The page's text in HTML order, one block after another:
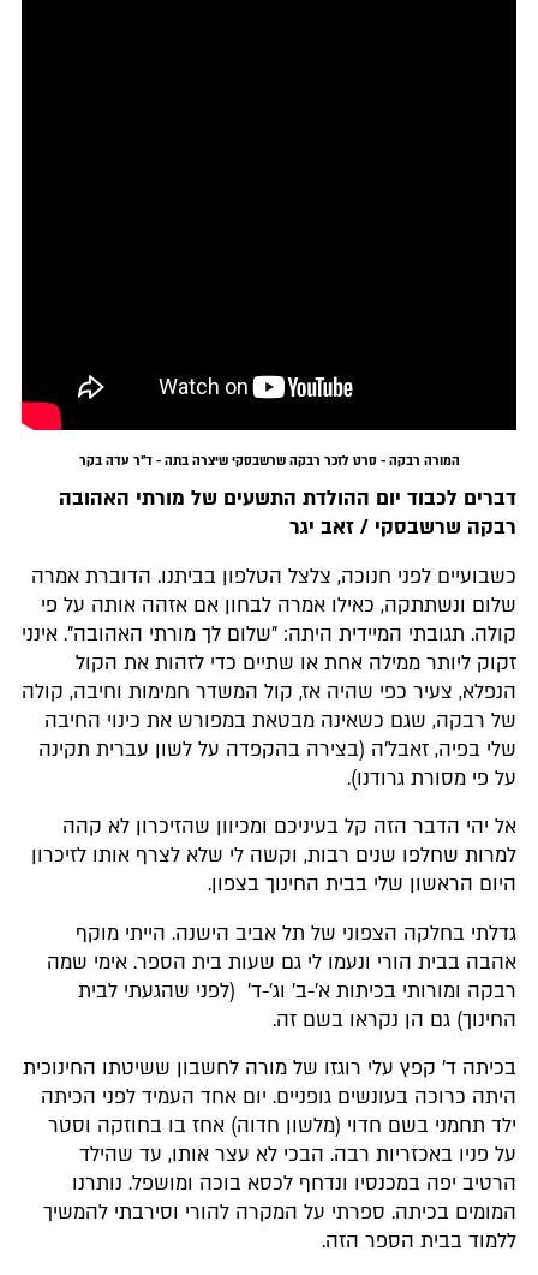
המורה רבקה - סרט לזכר רבקה שרשבסקי שיצרה בתה - ד"ר עדה בקר
דברים לכבוד יום ההולדת התשעים של מורתי האהובה
רבקה שרשבסקי / זאב יגר
כשבועיים לפני חנוכה, צלצל הטלפון בביתנו. הדוברת אמרה
שלום ונשתתקה, כאילו אמרה לבחון אם אזהה אותה על פי
קולה. תגובתי המיידית היתה: "שלום לך מורתי האהובה". אינני
זקוק ליותר ממילה אחת או שתיים כדי לזהות את הקול
הנפלא, צעיר כפי שהיה אז, קול המשדר חמימות וחיבה, קולה
של רבקה, שגם כשאינה מבטאת במפורש את כינוי החיבה
שלי בפיה, זאבל'ה (בצירה בהקפדה על לשון עברית תקינה
על פי מסורת גרודנו).
אל יהי הדבר הזה קל בעיניכם ומכיוון שהזיכרון לא קהה
למרות שחלפו שנים רבות, וקשה לי שלא לצרף אותו לזיכרון
היום הראשון שלי בבית החינוך בצפון.
גדלתי בחלקה הצפוני של תל אביב הישנה. הייתי מוקף
אהבה בבית הורי ונעמו לי גם שעות בית הספר. אימי שמה
רבקה ומורותי בכיתות א'-ב' וג'-ד' (לפני שהגעתי לבית
החינוך) גם הן נקראו בשם זה.
בכיתה ד' קפץ עלי רוגזו של מורה לחשבון ששיטתו החינוכית
היתה כרוכה בעונשים גופניים. יום אחד העמיד לפני הכיתה
ילד תחמני בשם חדוי (מלשון חדוה) אחז בו בחוזקה וסטר
על פניו באכזריות רבה. הבכי לא עצר אותו, עד שהילד
הרטיב יפה במכנסיו ונדחף לכסא בוכה ומושפל. נותרנו
המומים בכיתה. ספרתי על המקרה להורי וסירבתי להמשיך
ללמוד בבית הספר הזה.